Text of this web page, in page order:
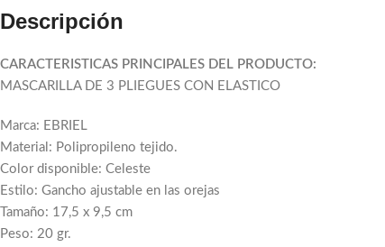
Descripción
CARACTERISTICAS PRINCIPALES DEL PRODUCTO:
MASCARILLA DE 3 PLIEGUES CON ELASTICO
Marca: EBRIEL
Material: Polipropileno tejido.
Color disponible: Celeste
Estilo: Gancho ajustable en las orejas
Tamaño: 17,5 x 9,5 cm
Peso: 20 gr.